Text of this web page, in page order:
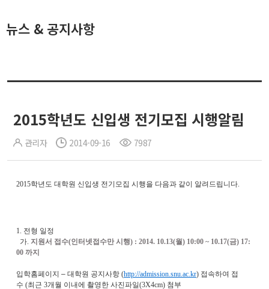
뉴스 & 공지사항
2015학년도 신입생 전기모집 시행알림
관리자 2014-09-16 7987
2015학년도 대학원 신입생 전기모집 시행을 다음과 같이 알려드립니다.
1. 전형 일정
가. 지원서 접수(인터넷접수만 시행) : 2014. 10.13(월) 10:00 ~ 10.17(금) 17:
00 까지
입학홈페이지 – 대학원 공지사항 (http://admission.snu.ac.kr) 접속하여 접
수 (최근 3개월 이내에 촬영한 사진파일(3X4cm) 첨부